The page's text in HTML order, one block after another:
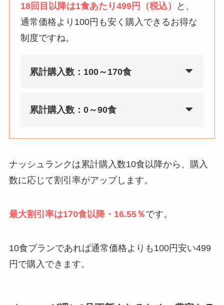
18回目以降は1食あたり499円（税込）
と、
通常価格より100円も安く購入できるお得な
制度ですね。
累計購入数：100～170食
累計購入数：0～90食
ナッシュランクは累計購入数10食以降から、購入
数に応じて割引率がアップします。
最大割引率は170食以降・16.55％です。
10食プランであれば通常価格よりも100円安い499
円で購入できます。